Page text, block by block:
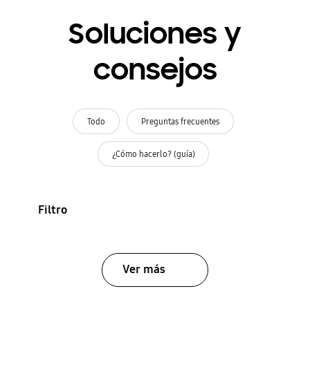
Soluciones y
consejos
Todo Preguntas frecuentes
¿Cómo hacerlo? (guía)
Filtro
Ver más